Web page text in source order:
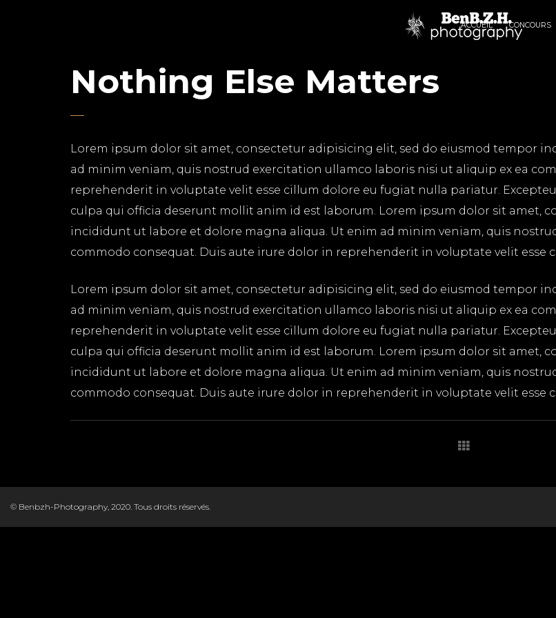
ACCUEIL CONCOURS
Nothing Else Matters
Lorem ipsum dolor sit amet, consectetur adipisicing elit, sed do eiusmod tempor
ad minim veniam, quis nostrud exercitation ullamco laboris nisi ut aliquip ex ea
reprehenderit in voluptate velit esse cillum dolore eu fugiat nulla pariatur.
culpa qui officia deserunt mollit anim id est laborum. Lorem ipsum dolor sit amet,
incididunt ut labore et dolore magna aliqua. Ut enim ad minim veniam, quis
commodo consequat. Duis aute irure dolor in reprehenderit in voluptate velit esse
Lorem ipsum dolor sit amet, consectetur adipisicing elit, sed do eiusmod tempor
ad minim veniam, quis nostrud exercitation ullamco laboris nisi ut aliquip ex ea
reprehenderit in voluptate velit esse cillum dolore eu fugiat nulla pariatur.
culpa qui officia deserunt mollit anim id est laborum. Lorem ipsum dolor sit amet,
incididunt ut labore et dolore magna aliqua. Ut enim ad minim veniam, quis
commodo consequat. Duis aute irure dolor in reprehenderit in voluptate velit esse
© Benbzh-Photography, 2020. Tous droits réservés.